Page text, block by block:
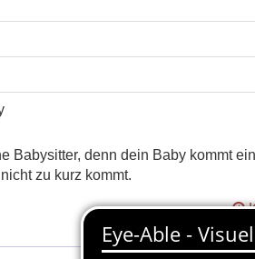
Babysitter, denn dein Baby kommt
zu kurz kommt.